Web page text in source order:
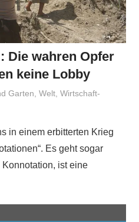
Die wahren Opfer
keine Lobby
Garten,Welt,Wirtschaft-
in einem erbitterten Krieg
Es geht sogar
ist eine